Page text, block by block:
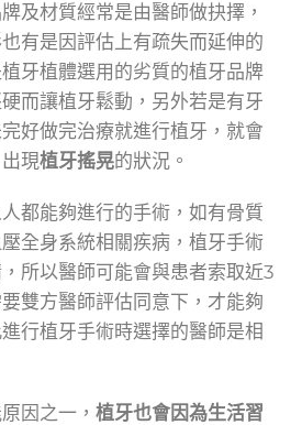
及材質經常是由醫師做抉擇，
有是因評估上有疏失而延伸的
牙植體選用的劣質的植牙品牌
而讓植牙鬆動，另外若是有牙
好做完治療就進行植牙，就會
現植牙搖晃的狀況。
都能夠進行的手術，如有骨質
全身系統相關疾病，植牙手術
所以醫師可能會與患者索取近3
雙方醫師評估同意下，才能夠
行植牙手術時選擇的醫師是相
因之一，植牙也會因為生活習